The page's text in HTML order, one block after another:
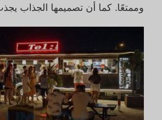
وممتعًا. كما أن تصميمها الجذاب